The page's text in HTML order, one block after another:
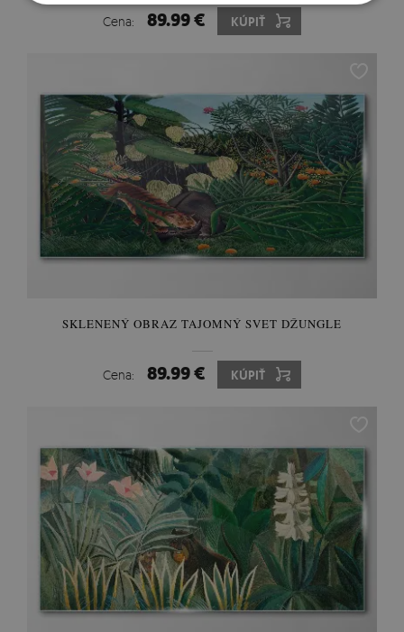
Cena: 89.99 € KÚPIŤ
SKLENENÝ OBRAZ TAJOMNÝ SVET DŽUNGLE
Cena: 89.99 € KÚPIŤ